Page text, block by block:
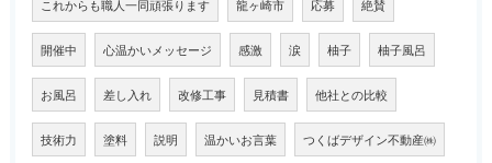
これからも職人一同頑張ります 龍ヶ崎市 応募 絶賛
開催中 心温かいメッセージ 感激 涙 柚子 柚子風呂
お風呂 差し入れ 改修工事 見積書 他社との比較
技術力 塗料 説明 温かいお言葉 つくばデザイン不動産㈱